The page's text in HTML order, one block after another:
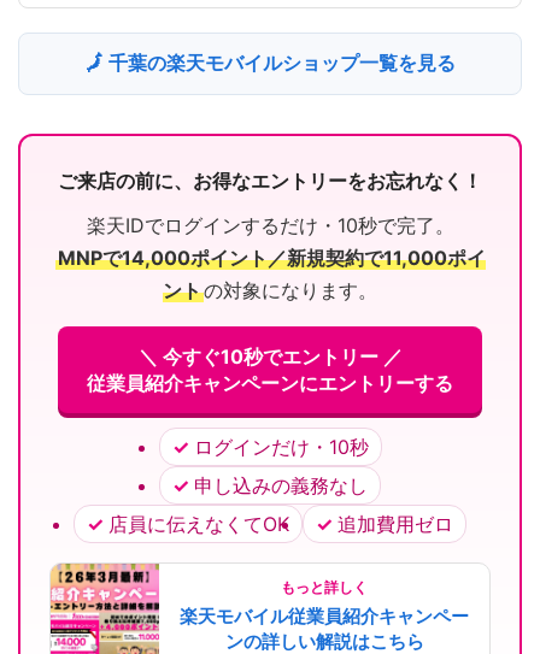
🗾 千葉の楽天モバイルショップ一覧を見る
ご来店の前に、お得なエントリーをお忘れなく！
楽天IDでログインするだけ・10秒で完了。
MNPで14,000ポイント／新規契約で11,000ポイ
ントの対象になります。
＼ 今すぐ10秒でエントリー ／
従業員紹介キャンペーンにエントリーする
ログインだけ・10秒
申し込みの義務なし
店員に伝えなくてOK
追加費用ゼロ
もっと詳しく
楽天モバイル従業員紹介キャンペー
ンの詳しい解説はこちら